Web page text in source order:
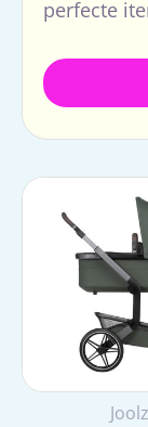
perfecte
Joolz